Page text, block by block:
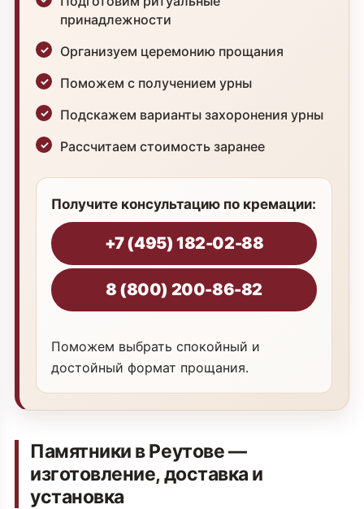
принадлежности
Организуем церемонию прощания
Поможем с получением урны
Подскажем варианты захоронения урны
Рассчитаем стоимость заранее
Получите консультацию по кремации:
+7 (495) 182-02-88
8 (800) 200-86-82
Поможем выбрать спокойный и
достойный формат прощания.
Памятники в Реутове —
изготовление, доставка и
установка